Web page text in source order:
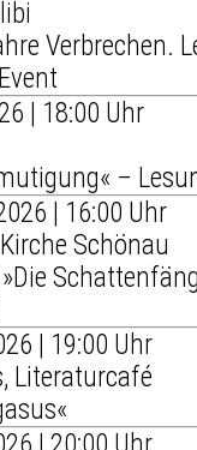
Verbrechen.
| 18:00 Uhr
–
| 16:00 Uhr
Schönau
| 19:00 Uhr
Literaturcafé